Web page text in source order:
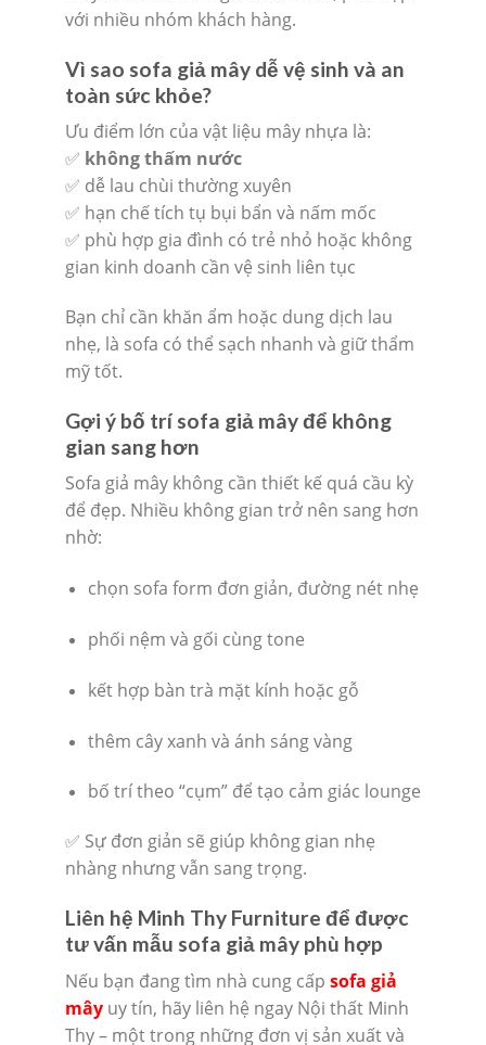
với nhiều nhóm khách hàng.
Vì sao sofa giả mây dễ vệ sinh và an
toàn sức khỏe?
Ưu điểm lớn của vật liệu mây nhựa là:
✅ không thấm nước
✅ dễ lau chùi thường xuyên
✅ hạn chế tích tụ bụi bẩn và nấm mốc
✅ phù hợp gia đình có trẻ nhỏ hoặc không
gian kinh doanh cần vệ sinh liên tục
Bạn chỉ cần khăn ẩm hoặc dung dịch lau
nhẹ, là sofa có thể sạch nhanh và giữ thẩm
mỹ tốt.
Gợi ý bố trí sofa giả mây để không
gian sang hơn
Sofa giả mây không cần thiết kế quá cầu kỳ
để đẹp. Nhiều không gian trở nên sang hơn
nhờ:
chọn sofa form đơn giản, đường nét nhẹ
phối nệm và gối cùng tone
kết hợp bàn trà mặt kính hoặc gỗ
thêm cây xanh và ánh sáng vàng
bố trí theo “cụm” để tạo cảm giác lounge
✅ Sự đơn giản sẽ giúp không gian nhẹ
nhàng nhưng vẫn sang trọng.
Liên hệ Minh Thy Furniture để được
tư vấn mẫu sofa giả mây phù hợp
Nếu bạn đang tìm nhà cung cấp sofa giả
mây uy tín, hãy liên hệ ngay Nội thất Minh
Thy – một trong những đơn vị sản xuất và